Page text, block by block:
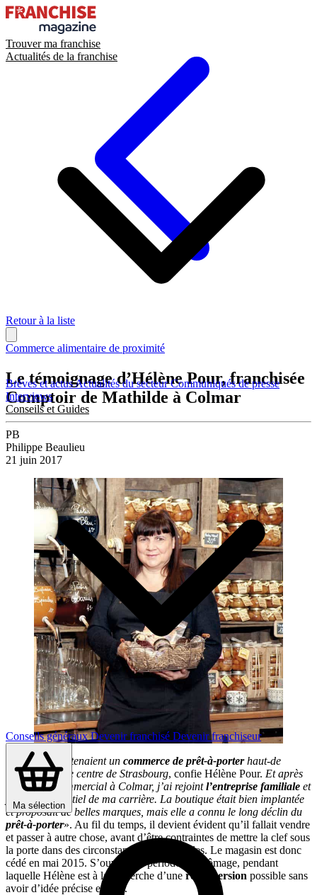
Trouver ma franchise
Actualités de la franchise
Brèves et actusActualités du secteurCommuniqués de presse
Interviews
Conseils et Guides
Conseils générauxDevenir franchisé Devenir franchiseur
Ma sélection
Retour à la liste
Commerce alimentaire de proximité
Le témoignage d’Hélène Pour, franchisée
Comptoir de Mathilde à Colmar
PB
Philippe Beaulieu
21 juin 2017
Mes parents tenaient un commerce de prêt-à-porterhaut-de
gamme dans le centre de Strasbourg, confie Hélène Pour. Et après
mon DUT commercial à Colmar, j’ai rejointl’entreprise familiale et
y ai fait l’essentiel de ma carrière. La boutique était bien implantée
et proposait de belles marques, mais elle a connu le long déclin du
prêt-à-porter». Au fil du temps, il devient évident qu’il fallait vendre
et passer à autre chose, avant d’être contraintes de mettre la clef sous
la porte dans des circonstances plus difficiles. Le magasin est donc
cédé en mai 2015. S’ouvre une période de chômage, pendant
laquelle Hélène est à la recherche d’unereconversion possible sans
avoir d’idée précise en tête.